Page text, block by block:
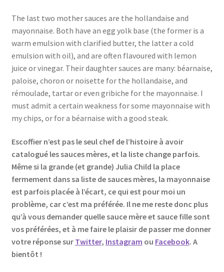
The last two mother sauces are the hollandaise and
mayonnaise. Both have an egg yolk base (the former is a
warm emulsion with clarified butter, the latter a cold
emulsion with oil), and are often flavoured with lemon
juice or vinegar. Their daughter sauces are many: béarnaise,
paloise, choron or noisette for the hollandaise, and
rémoulade, tartar or even gribiche for the mayonnaise. I
must admit a certain weakness for some mayonnaise with
my chips, or for a béarnaise with a good steak.
Escoffier n’est pas le seul chef de l’histoire à avoir
catalogué les sauces mères, et la liste change parfois.
Même si la grande (et grande) Julia Child la place
fermement dans sa liste de sauces mères, la mayonnaise
est parfois placée à l’écart, ce qui est pour moi un
problème, car c’est ma préférée. Il ne me reste donc plus
qu’à vous demander quelle sauce mère et sauce fille sont
vos préférées, et à me faire le plaisir de passer me donner
votre réponse sur Twitter, Instagram ou Facebook. A
bientôt !